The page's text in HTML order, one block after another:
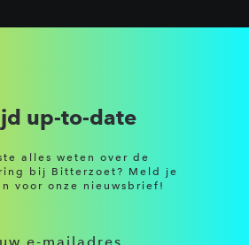
up-to-date
alles weten over de
bij Bitterzoet? Meld je
voor onze nieuwsbrief!